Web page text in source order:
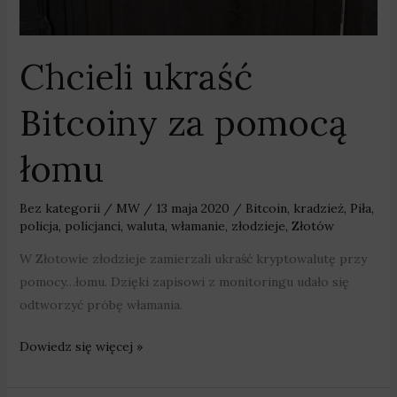
Chcieli ukraść
Bitcoiny za pomocą
łomu
Bez kategorii/ MW / 13 maja 2020 / Bitcoin, kradzież, Piła,
policja, policjanci, waluta, włamanie, złodzieje, Złotów
W Złotowie złodzieje zamierzali ukraść kryptowalutę przy
pomocy…łomu. Dzięki zapisowi z monitoringu udało się
odtworzyć próbę włamania.
Dowiedz się więcej »